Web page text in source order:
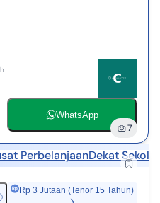
WhatsApp
7
PerbelanjaanDekat
Rp 3 Jutaan (Tenor 15 Tahun)